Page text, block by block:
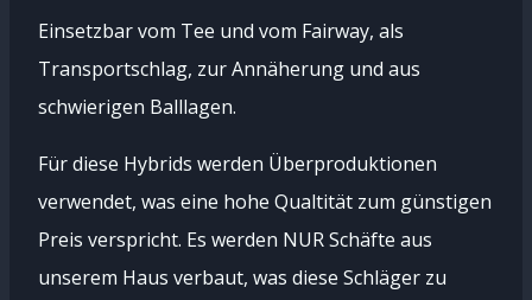
Einsetzbar vom Tee und vom Fairway, als
Transportschlag, zur Annäherung und aus
schwierigen Balllagen.
Für diese Hybrids werden Überproduktionen
verwendet, was eine hohe Qualtität zum günstigen
Preis verspricht. Es werden NUR Schäfte aus
unserem Haus verbaut, was diese Schläger zu